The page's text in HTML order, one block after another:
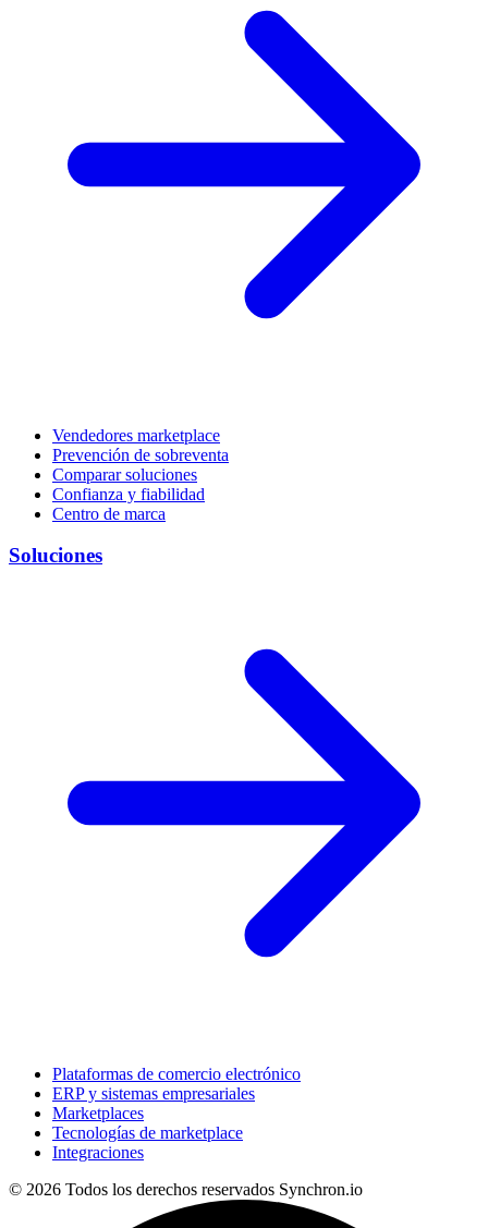
Vendedores marketplace
Prevención de sobreventa
Comparar soluciones
Confianza y fiabilidad
Centro de marca
Soluciones
Plataformas de comercio electrónico
ERP y sistemas empresariales
Marketplaces
Tecnologías de marketplace
Integraciones
© 2026 Todos los derechos reservados Synchron.io